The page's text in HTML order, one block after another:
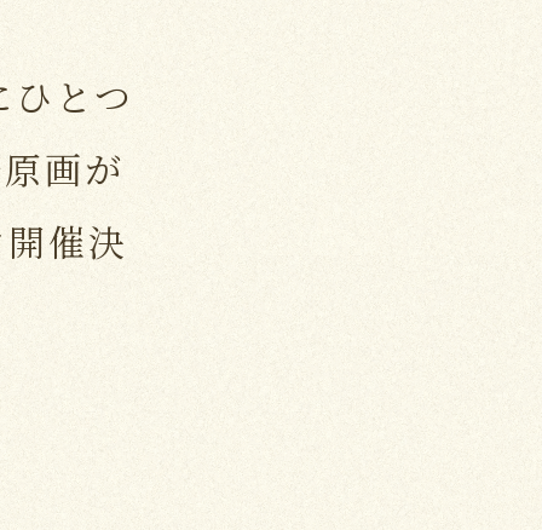
とつ
画が
催決